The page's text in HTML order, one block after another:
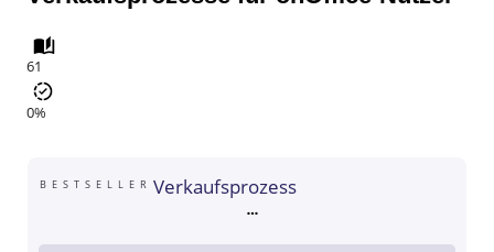
61
0%
BESTSELLER Verkaufsprozess